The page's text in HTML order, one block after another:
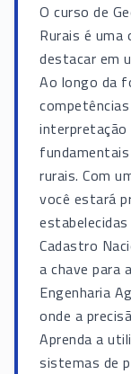
O curso de
Rurais é uma
destacar em
Ao longo da
rurais. Com
você estará
Cadastro
a chave para
Engenharia
onde a
Aprenda a
sistemas de